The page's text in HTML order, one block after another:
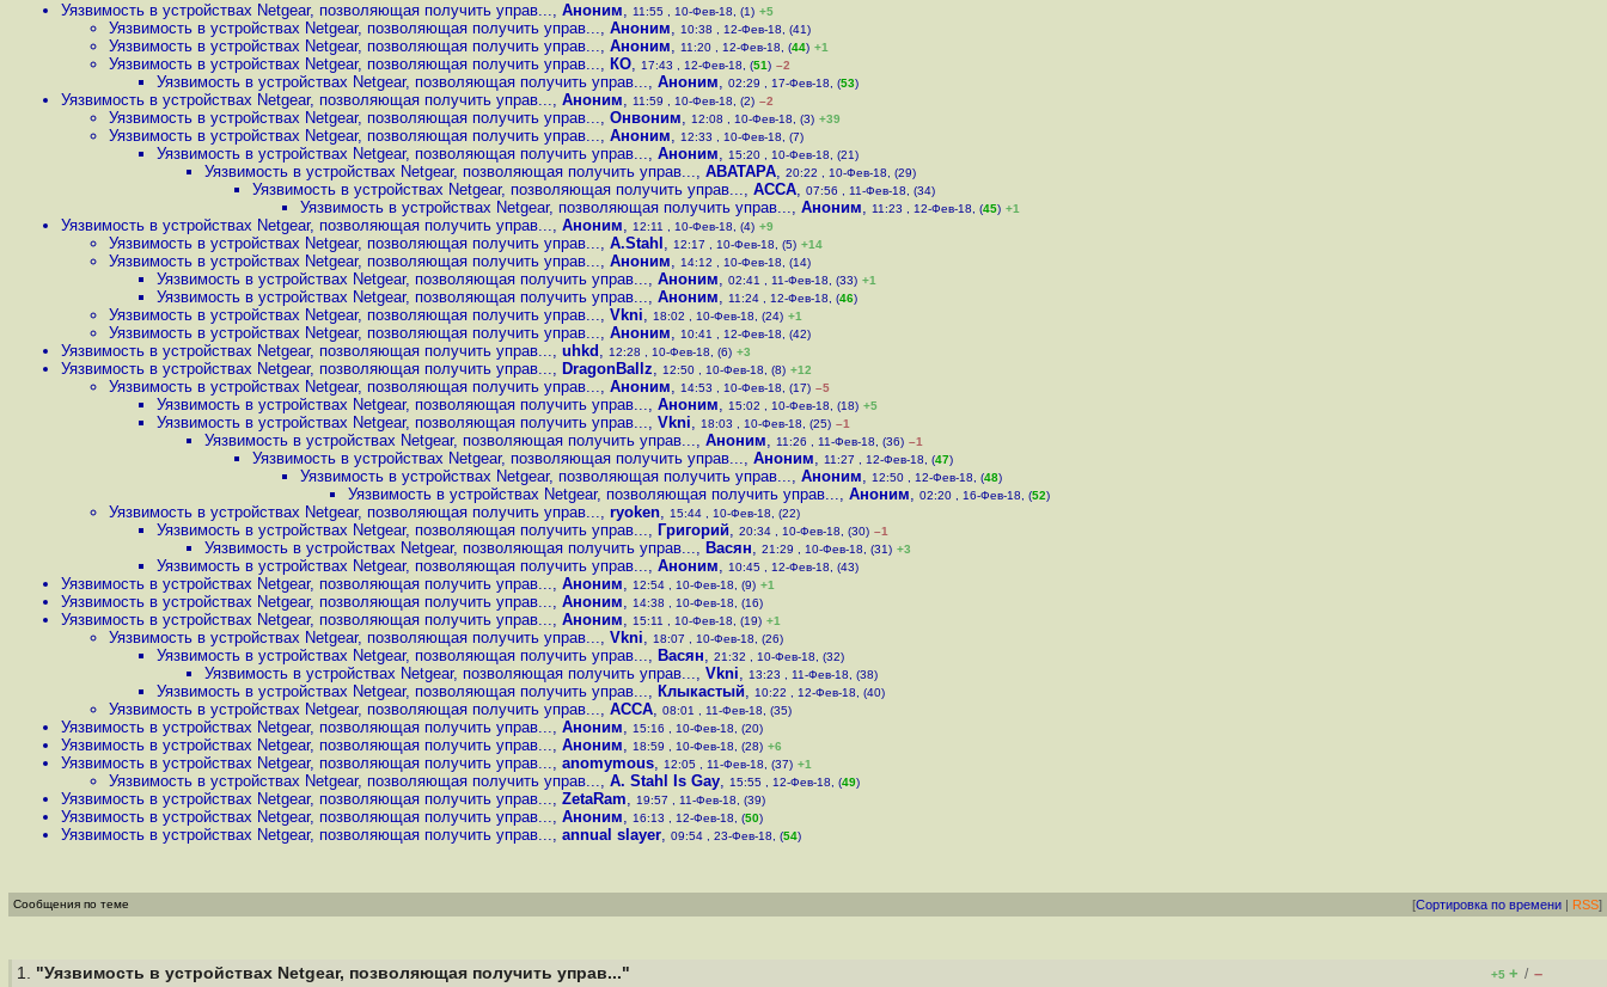
Уязвимость в устройствах Netgear, позволяющая получить управ..., Аноним, 11:55 , 10-Фев-18, (1) +5
Уязвимость в устройствах Netgear, позволяющая получить управ..., Аноним, 10:38 , 12-Фев-18, (41)
Уязвимость в устройствах Netgear, позволяющая получить управ..., Аноним, 11:20 , 12-Фев-18, (44) +1
Уязвимость в устройствах Netgear, позволяющая получить управ..., КО, 17:43 , 12-Фев-18, (51) –2
Уязвимость в устройствах Netgear, позволяющая получить управ..., Аноним, 02:29 , 17-Фев-18, (53)
Уязвимость в устройствах Netgear, позволяющая получить управ..., Аноним, 11:59 , 10-Фев-18, (2) –2
Уязвимость в устройствах Netgear, позволяющая получить управ..., Онвоним, 12:08 , 10-Фев-18, (3) +39
Уязвимость в устройствах Netgear, позволяющая получить управ..., Аноним, 12:33 , 10-Фев-18, (7)
Уязвимость в устройствах Netgear, позволяющая получить управ..., Аноним, 15:20 , 10-Фев-18, (21)
Уязвимость в устройствах Netgear, позволяющая получить управ..., ABATAPA, 20:22 , 10-Фев-18, (29)
Уязвимость в устройствах Netgear, позволяющая получить управ..., ACCA, 07:56 , 11-Фев-18, (34)
Уязвимость в устройствах Netgear, позволяющая получить управ..., Аноним, 11:23 , 12-Фев-18, (45) +1
Уязвимость в устройствах Netgear, позволяющая получить управ..., Аноним, 12:11 , 10-Фев-18, (4) +9
Уязвимость в устройствах Netgear, позволяющая получить управ..., A.Stahl , 12:17 , 10-Фев-18, (5) +14
Уязвимость в устройствах Netgear, позволяющая получить управ..., Аноним, 14:12 , 10-Фев-18, (14)
Уязвимость в устройствах Netgear, позволяющая получить управ..., Аноним, 02:41 , 11-Фев-18, (33) +1
Уязвимость в устройствах Netgear, позволяющая получить управ..., Аноним, 11:24 , 12-Фев-18, (46)
Уязвимость в устройствах Netgear, позволяющая получить управ..., Vkni, 18:02 , 10-Фев-18, (24) +1
Уязвимость в устройствах Netgear, позволяющая получить управ..., Аноним, 10:41 , 12-Фев-18, (42)
Уязвимость в устройствах Netgear, позволяющая получить управ..., uhkd , 12:28 , 10-Фев-18, (6) +3
Уязвимость в устройствах Netgear, позволяющая получить управ..., DragonBallz, 12:50 , 10-Фев-18, (8) +12
Уязвимость в устройствах Netgear, позволяющая получить управ..., Аноним, 14:53 , 10-Фев-18, (17) –5
Уязвимость в устройствах Netgear, позволяющая получить управ..., Аноним, 15:02 , 10-Фев-18, (18) +5
Уязвимость в устройствах Netgear, позволяющая получить управ..., Vkni, 18:03 , 10-Фев-18, (25) –1
Уязвимость в устройствах Netgear, позволяющая получить управ..., Аноним, 11:26 , 11-Фев-18, (36) –1
Уязвимость в устройствах Netgear, позволяющая получить управ..., Аноним, 11:27 , 12-Фев-18, (47)
Уязвимость в устройствах Netgear, позволяющая получить управ..., Аноним, 12:50 , 12-Фев-18, (48)
Уязвимость в устройствах Netgear, позволяющая получить управ..., Аноним, 02:20 , 16-Фев-18, (52)
Уязвимость в устройствах Netgear, позволяющая получить управ..., ryoken, 15:44 , 10-Фев-18, (22)
Уязвимость в устройствах Netgear, позволяющая получить управ..., Григорий, 20:34 , 10-Фев-18, (30) –1
Уязвимость в устройствах Netgear, позволяющая получить управ..., Васян, 21:29 , 10-Фев-18, (31) +3
Уязвимость в устройствах Netgear, позволяющая получить управ..., Аноним, 10:45 , 12-Фев-18, (43)
Уязвимость в устройствах Netgear, позволяющая получить управ..., Аноним, 12:54 , 10-Фев-18, (9) +1
Уязвимость в устройствах Netgear, позволяющая получить управ..., Аноним, 14:38 , 10-Фев-18, (16)
Уязвимость в устройствах Netgear, позволяющая получить управ..., Аноним, 15:11 , 10-Фев-18, (19) +1
Уязвимость в устройствах Netgear, позволяющая получить управ..., Vkni, 18:07 , 10-Фев-18, (26)
Уязвимость в устройствах Netgear, позволяющая получить управ..., Васян, 21:32 , 10-Фев-18, (32)
Уязвимость в устройствах Netgear, позволяющая получить управ..., Vkni, 13:23 , 11-Фев-18, (38)
Уязвимость в устройствах Netgear, позволяющая получить управ..., Клыкастый, 10:22 , 12-Фев-18, (40)
Уязвимость в устройствах Netgear, позволяющая получить управ..., ACCA, 08:01 , 11-Фев-18, (35)
Уязвимость в устройствах Netgear, позволяющая получить управ..., Аноним, 15:16 , 10-Фев-18, (20)
Уязвимость в устройствах Netgear, позволяющая получить управ..., Аноним, 18:59 , 10-Фев-18, (28) +6
Уязвимость в устройствах Netgear, позволяющая получить управ..., anomymous, 12:05 , 11-Фев-18, (37) +1
Уязвимость в устройствах Netgear, позволяющая получить управ..., A. Stahl Is Gay, 15:55 , 12-Фев-18, (49)
Уязвимость в устройствах Netgear, позволяющая получить управ..., ZetaRam, 19:57 , 11-Фев-18, (39)
Уязвимость в устройствах Netgear, позволяющая получить управ..., Аноним, 16:13 , 12-Фев-18, (50)
Уязвимость в устройствах Netgear, позволяющая получить управ..., annual slayer, 09:54 , 23-Фев-18, (54)
Сообщения по теме [Сортировка по времени | RSS]
1. "Уязвимость в устройствах Netgear, позволяющая получить управ..." +5 + / –